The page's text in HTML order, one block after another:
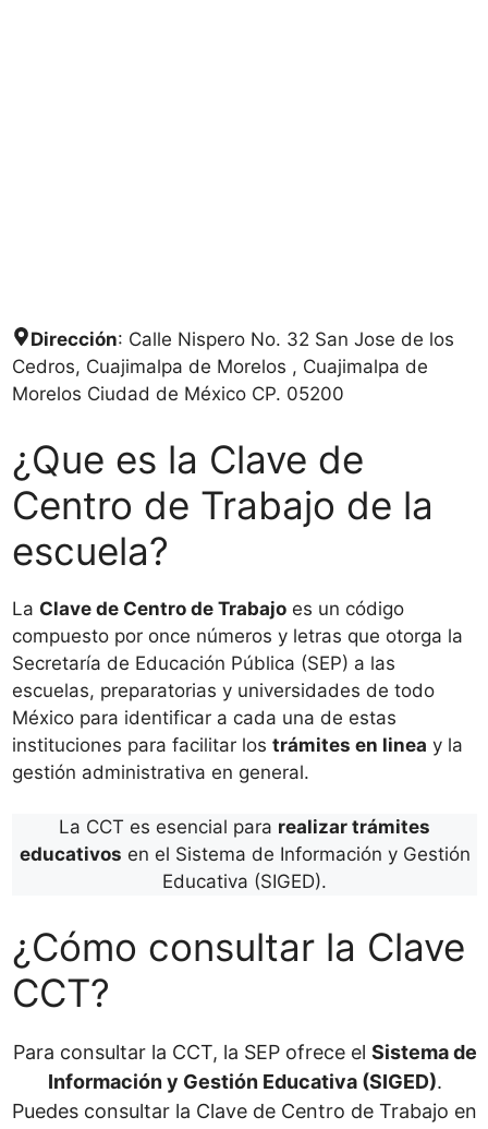
Dirección: Calle Nispero No. 32 San Jose de los
Cedros, Cuajimalpa de Morelos , Cuajimalpa de
Morelos Ciudad de México CP. 05200
¿Que es la Clave de
Centro de Trabajo de la
escuela?
La Clave de Centro de Trabajo es un código
compuesto por once números y letras que otorga la
Secretaría de Educación Pública (SEP) a las
escuelas, preparatorias y universidades de todo
México para identificar a cada una de estas
instituciones para facilitar los trámites en linea y la
gestión administrativa en general.
La CCT es esencial para realizar trámites
educativos en el Sistema de Información y Gestión
Educativa (SIGED).
¿Cómo consultar la Clave
CCT?
Para consultar la CCT, la SEP ofrece el Sistema de
Información y Gestión Educativa (SIGED).
Puedes consultar la Clave de Centro de Trabajo en